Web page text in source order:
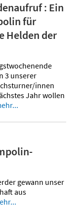
: Ein
für
Helden der
3 unserer
innen
Jahr wollen
gewann unser
aus